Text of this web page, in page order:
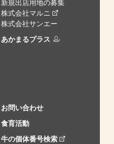
新規出店用地の募集
株式会社マルニ
株式会社サンエー
あかまるプラス
お問い合わせ
食育活動
牛の個体番号検索